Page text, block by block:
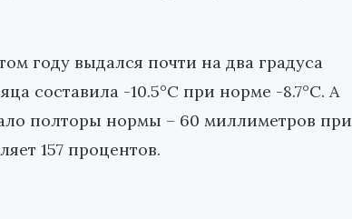
году выдался почти на два градуса
составила -10.5°С при норме -8.7°С. А
полторы нормы – 60 миллиметров при
157 процентов.